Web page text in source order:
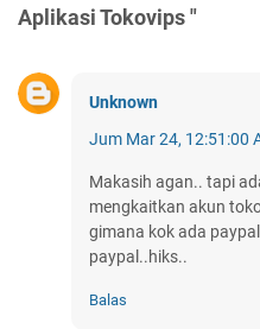
Aplikasi Tokovips "
Unknown
Jum Mar 24, 12:51:00
Makasih agan.. tapi
mengkaitkan akun
gimana kok ada
paypal..hiks..
Balas